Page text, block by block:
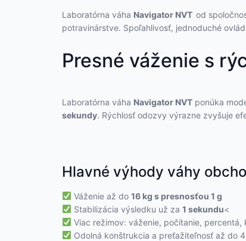
Laboratórna váha Navigator NVT od
potravinárstve. Spoľahlivosť, jednoduché
Presné váženie s
Laboratórna váha Navigator NVT ponúka
sekundy. Rýchlosť odozvy výrazne zvyšuje
Hlavné výhody váhy
Váženie až do 16 kg s presnosťou 1 g
Stabilizácia výsledku už za 1 sekundu<
Viac režimov: váženie, počítanie, percentá,
Odolná konštrukcia a preťažiteľnosť až do